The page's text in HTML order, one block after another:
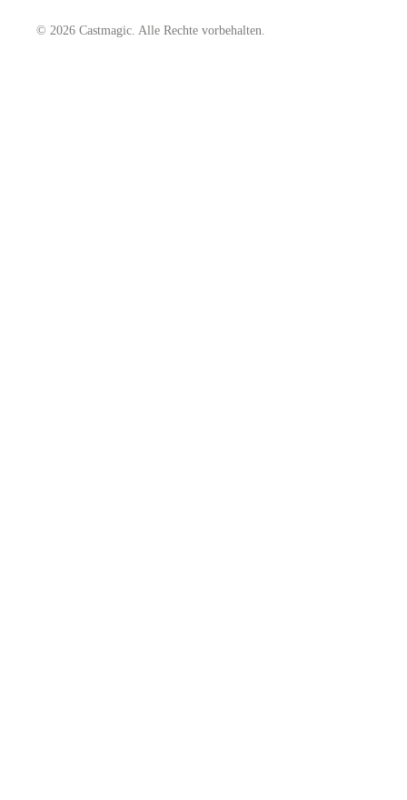
© 2026 Castmagic. Alle Rechte vorbehalten.